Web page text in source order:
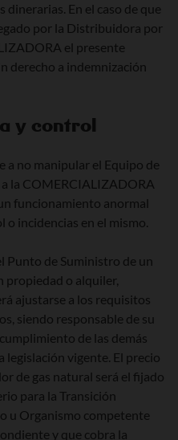
En el caso de que
por la Distribuidora por
el presente
derecho a indemnización
y control
a no manipular el Equipo de
la COMERCIALIZADORA
funcionamiento anormal
incidencias en el mismo.
Punto de Suministro de un
propiedad o alquiler,
ajustarse a los requisitos
siendo responsable de su
de las demás
legislación vigente. El precio
de gas natural será el fijado
para la Transición
u Organismo competente
y que cobra la